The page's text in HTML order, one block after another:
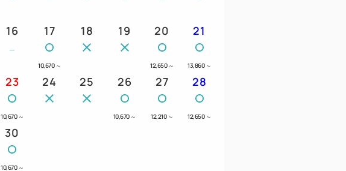
16 17
10,670 ～
18 19 20
12,650 ～
21
13,860 ～
23
10,670 ～
24 25 26
10,670 ～
27
12,210 ～
28
12,650 ～
30
10,670 ～